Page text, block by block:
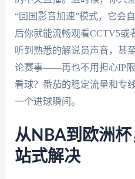
“回国影音加速”模式，它会
后你就能流畅观看CCTV5或
听到熟悉的解说员声音，甚
论赛事——再也不用担心IP
看球？番茄的稳定流量和专
一个进球瞬间。
从NBA到欧洲
站式解决